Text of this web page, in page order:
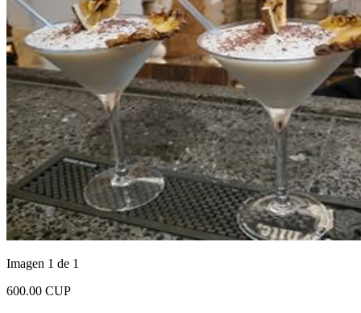
Imagen 1 de 1
600.00 CUP